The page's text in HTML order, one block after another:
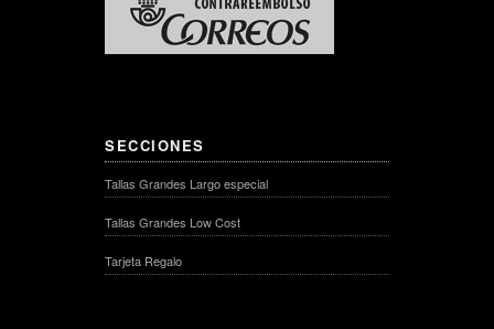
SECCIONES
Tallas Grandes Largo especial
Tallas Grandes Low Cost
Tarjeta Regalo